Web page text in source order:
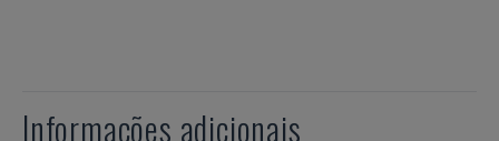
Informações adicionais